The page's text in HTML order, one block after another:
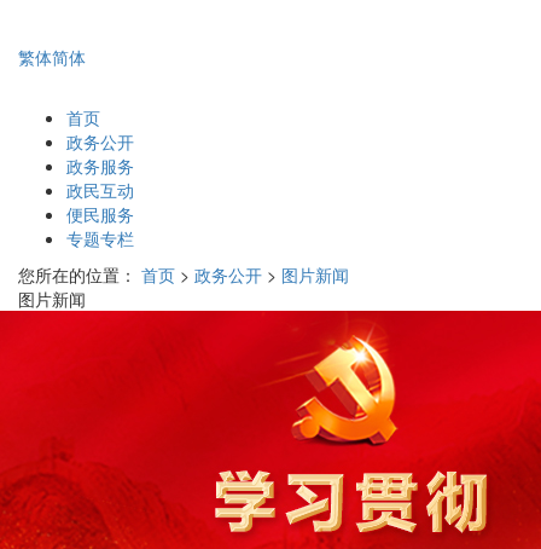
繁体简体
首页
政务公开
政务服务
政民互动
便民服务
专题专栏
您所在的位置： 首页 > 政务公开 > 图片新闻
图片新闻